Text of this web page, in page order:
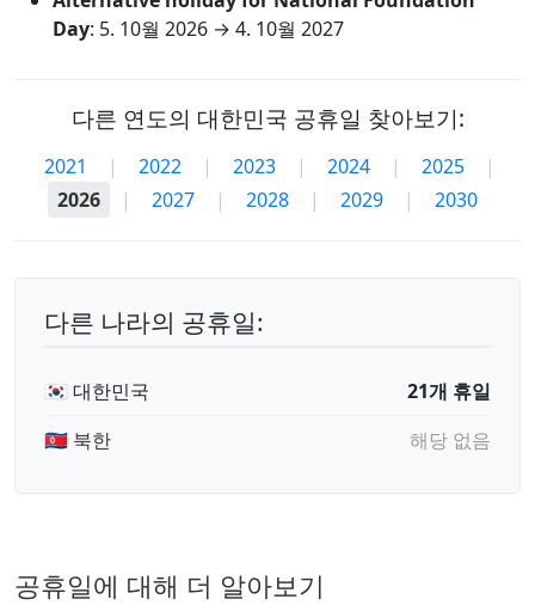
Day: 5. 10월 2026 → 4. 10월 2027
다른 연도의 대한민국 공휴일 찾아보기:
2021 | 2022 | 2023 | 2024 | 2025
|
2026
| 2027 | 2028 | 2029 | 2030
다른 나라의 공휴일:
🇰🇷 대한민국
21개 휴일
🇰🇵 북한
해당 없음
공휴일에 대해 더 알아보기